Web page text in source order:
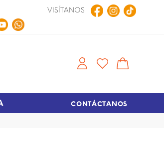
Compra en LíneaTiempo de entrega de 48
CONTÁCTANOS